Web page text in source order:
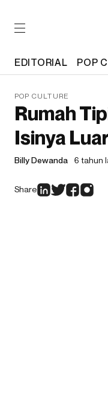
EDITORIAL POP
POP CULTURE
Rumah
Isinya
Billy Dewanda 6 tahun
Share